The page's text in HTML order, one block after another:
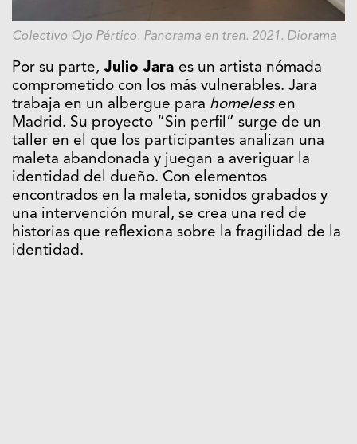
Colectivo Ojo Pértico. Panorama en tren. 2021. Diorama
Por su parte, Julio Jara es un artista nómada
comprometido con los más vulnerables. Jara
trabaja en un albergue para homelessen
Madrid. Su proyecto “Sin perfil” surge de un
taller en el que los participantes analizan una
maleta abandonada y juegan a averiguar la
identidad del dueño. Con elementos
encontrados en la maleta, sonidos grabados y
una intervención mural, se crea una red de
historias que reflexiona sobre la fragilidad de la
identidad.